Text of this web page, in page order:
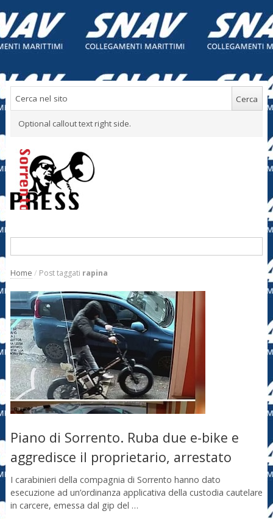
Optional callout text right side.
Home / Post taggati rapina
Piano di Sorrento. Ruba due e-bike e
aggredisce il proprietario, arrestato
I carabinieri della compagnia di Sorrento hanno dato
esecuzione ad un’ordinanza applicativa della custodia cautelare
in carcere, emessa dal gip del …